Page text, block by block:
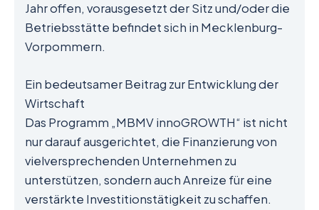
Jahr offen, vorausgesetzt der Sitz und/oder die
Betriebsstätte befindet sich in Mecklenburg-
Vorpommern.
Ein bedeutsamer Beitrag zur Entwicklung der
Wirtschaft
Das Programm „MBMV innoGROWTH“ ist nicht
nur darauf ausgerichtet, die Finanzierung von
vielversprechenden Unternehmen zu
unterstützen, sondern auch Anreize für eine
verstärkte Investitionstätigkeit zu schaffen.